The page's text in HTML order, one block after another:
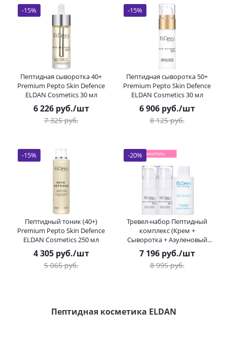
Пептидная сыворотка 40+
Premium Pepto Skin Defence
ELDAN Cosmetics 30 мл
6 226руб./шт
7 325руб.
-15%
Пептидная сыворотка 50+
Premium Pepto Skin Defence
ELDAN Cosmetics 30 мл
6 906руб./шт
8 125руб.
-15%
Пептидный тоник (40+)
Premium Pepto Skin Defence
ELDAN Cosmetics 250 мл
4 305руб./шт
5 065руб.
-15%
Тревел-набор Пептидный
комплекс (Крем +
Сыворотка + Азуленовый
гель) ELDAN Cosmetics 15 /
15 / 50 мл
7 196руб./шт
8 995руб.
-20%
Пептидная косметика ELDAN